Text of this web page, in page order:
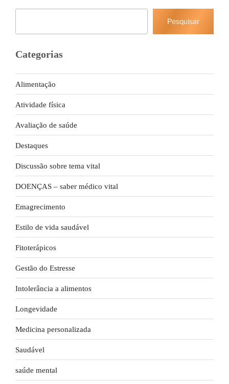
Pesquisar
Categorias
Alimentação
Atividade física
Avaliação de saúde
Destaques
Discussão sobre tema vital
DOENÇAS – saber médico vital
Emagrecimento
Estilo de vida saudável
Fitoterápicos
Gestão do Estresse
Intolerância a alimentos
Longevidade
Medicina personalizada
Saudável
saúde mental